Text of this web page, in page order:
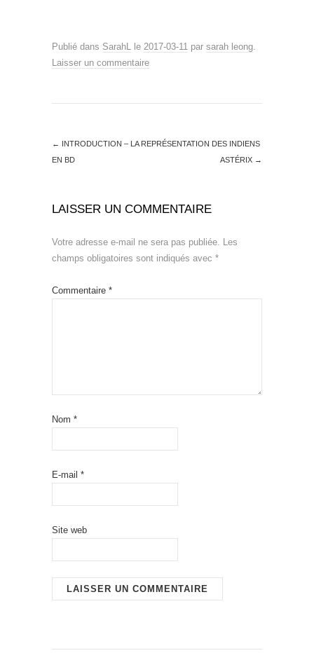
Publié dans SarahL le 2017-03-11 par sarah leong.
Laisser un commentaire
← INTRODUCTION – LA REPRÉSENTATION DES INDIENS
EN BD
ASTÉRIX →
LAISSER UN COMMENTAIRE
Votre adresse e-mail ne sera pas publiée. Les
champs obligatoires sont indiqués avec *
Commentaire *
Nom *
E-mail *
Site web